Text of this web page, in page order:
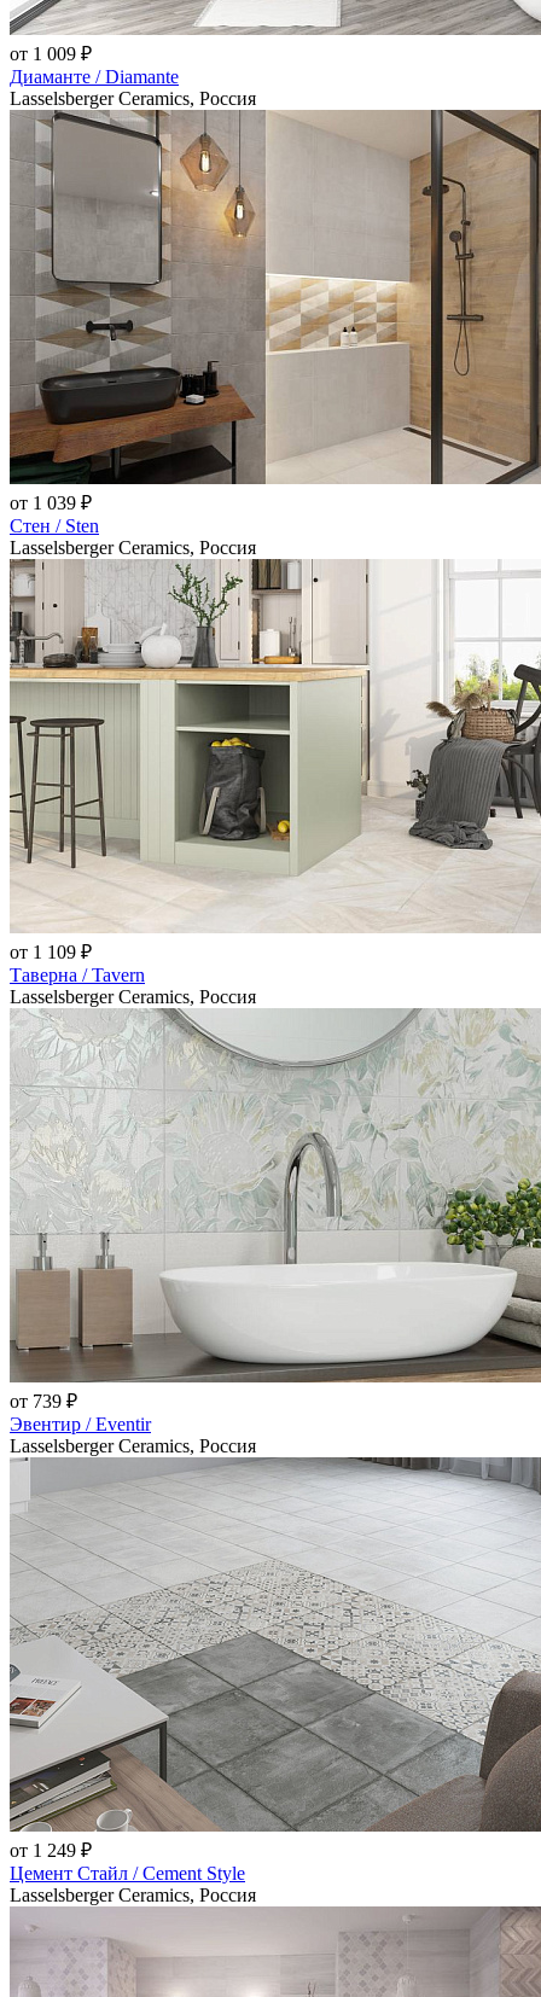
от 1 009 ₽
Диаманте / Diamante
Lasselsberger Ceramics, Россия
от 1 039 ₽
Стен / Sten
Lasselsberger Ceramics, Россия
от 1 109 ₽
Таверна / Tavern
Lasselsberger Ceramics, Россия
от 739 ₽
Эвентир / Eventir
Lasselsberger Ceramics, Россия
от 1 249 ₽
Цемент Стайл / Cement Style
Lasselsberger Ceramics, Россия